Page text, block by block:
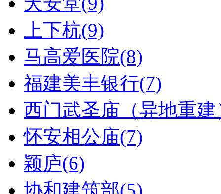
上下杭(9)
马高爱医院(8)
福建美丰银行(7)
西门武圣庙（异地重建
怀安相公庙(7)
颖庐(6)
协和建筑部(5)